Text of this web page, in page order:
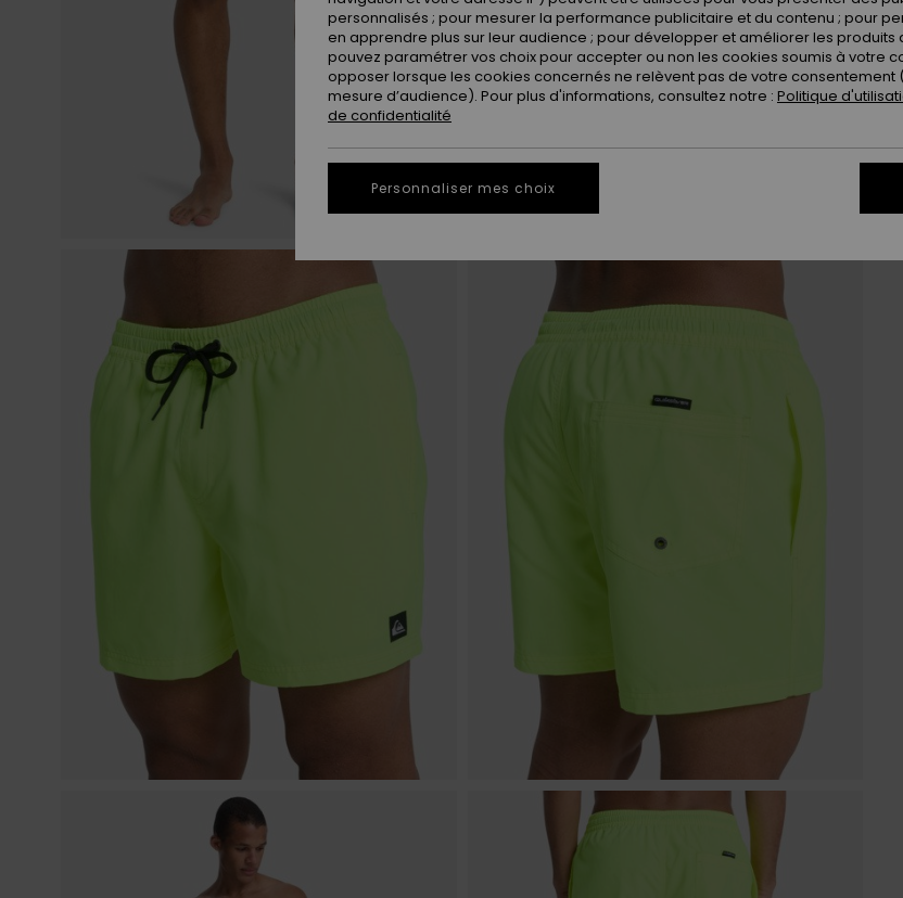
personnalisés ; pour mesurer la performance publicitaire et du contenu ; pour
en apprendre plus sur leur audience ; pour développer et améliorer les produits
pouvez paramétrer vos choix pour accepter ou non les cookies soumis à votre
opposer lorsque les cookies concernés ne relèvent pas de votre consentement
mesure d’audience). Pour plus d'informations, consultez notre : Politique
de confidentialité
Personnaliser mes choix